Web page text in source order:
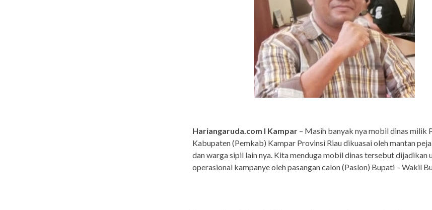
Hariangaruda.com I Kampar – Masih banyak nya mobil dinas milik
Kabupaten (Pemkab) Kampar Provinsi Riau dikuasai oleh mantan
dan warga sipil lain nya. Kita menduga mobil dinas tersebut dijadikan
operasional kampanye oleh pasangan calon (Paslon) Bupati – Wakil